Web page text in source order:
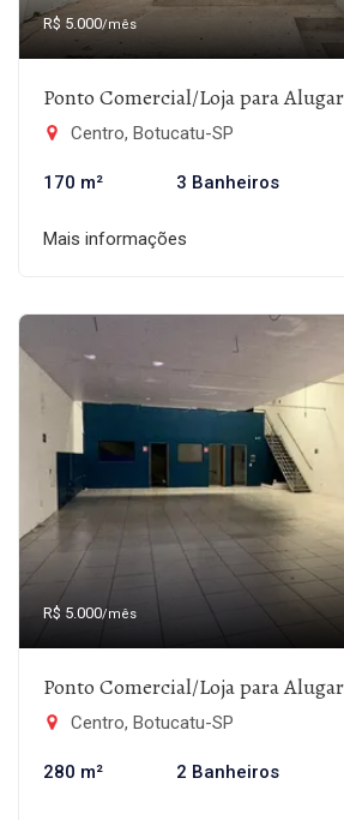
R$ 5.000/mês
Ponto Comercial/Loja para
Centro, Botucatu-SP
170 m² 3 Banheiros
Mais informações
R$ 5.000/mês
Ponto Comercial/Loja para
Centro, Botucatu-SP
280 m² 2 Banheiros